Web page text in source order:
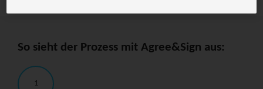
So sieht der Prozess mit Agree&Sign aus:
1